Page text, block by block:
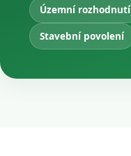
Územní rozhodnutí
Stavební povolení